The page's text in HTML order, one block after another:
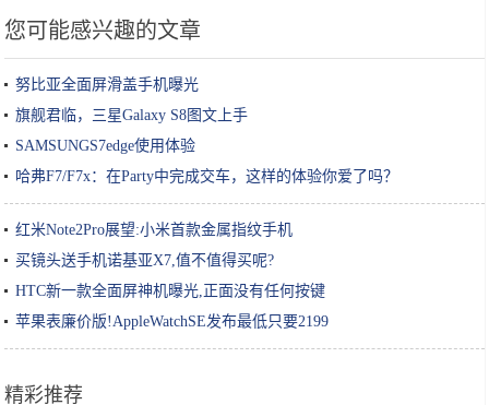
您可能感兴趣的文章
努比亚全面屏滑盖手机曝光
旗舰君临，三星Galaxy S8图文上手
SAMSUNGS7edge使用体验
哈弗F7/F7x：在Party中完成交车，这样的体验你爱了吗？
红米Note2Pro展望:小米首款金属指纹手机
买镜头送手机诺基亚X7,值不值得买呢?
HTC新一款全面屏神机曝光,正面没有任何按键
苹果表廉价版!AppleWatchSE发布最低只要2199
精彩推荐